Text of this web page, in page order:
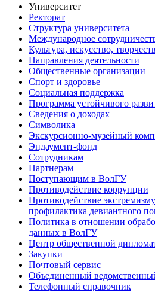
Университет
Ректорат
Структура университета
Международное
Культура, искусство,
Направления деятельности
Общественные организации
Спорт и здоровье
Социальная поддержка
Программа устойчивого
Сведения о доходах
Символика
Экскурсионно-музейный
Эндаумент-фонд
Сотрудникам
Партнерам
Поступающим в ВолГУ
Противодействие коррупции
Противодействие
профилактика девиантного
Политика в отношении
данных в ВолГУ
Центр общественной
Закупки
Почтовый сервис
Объединенный
Телефонный справочник